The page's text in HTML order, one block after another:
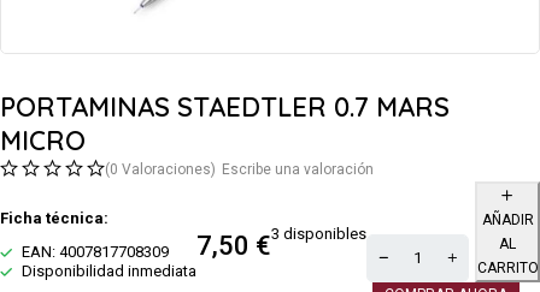
PORTAMINAS STAEDTLER 0.7 MARS
MICRO
(0 Valoraciones) Escribe una valoración
Ficha técnica:
EAN: 4007817708309
Disponibilidad inmediata
7,50 €3 disponibles
AÑADIR
AL
CARRITO